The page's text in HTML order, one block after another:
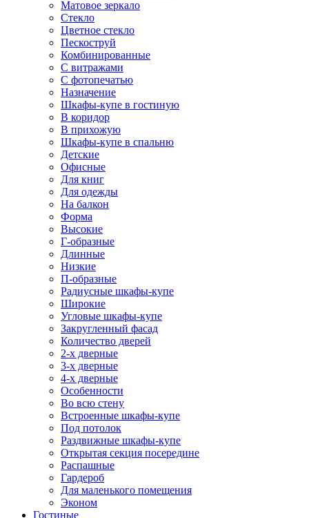
Матовое зеркало
Стекло
Цветное стекло
Пескоструй
Комбинированные
С витражами
С фотопечатью
Назначение
Шкафы-купе в гостиную
В коридор
В прихожую
Шкафы-купе в спальню
Детские
Офисные
Для книг
Для одежды
На балкон
Форма
Высокие
Г-образные
Длинные
Низкие
П-образные
Радиусные шкафы-купе
Широкие
Угловые шкафы-купе
Закругленный фасад
Количество дверей
2-х дверные
3-х дверные
4-х дверные
Особенности
Во всю стену
Встроенные шкафы-купе
Под потолок
Раздвижные шкафы-купе
Открытая секция посередине
Распашные
Гардероб
Для маленького помещения
Эконом
Гостиные